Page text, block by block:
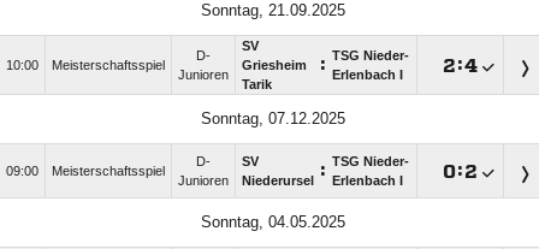
Sonntag, 21.09.2025
10:00 Meisterschaftsspiel
D-
Junioren
SV
Griesheim
Tarik
: TSG Nieder-
Erlenbach I
:
Sonntag, 07.12.2025
09:00 Meisterschaftsspiel
D-
Junioren
SV
Niederursel
: TSG Nieder-
Erlenbach I
:
Sonntag, 04.05.2025